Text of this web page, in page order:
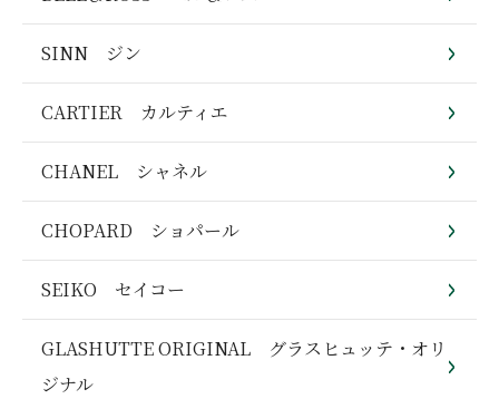
SINN ジン
CARTIER カルティエ
CHANEL シャネル
CHOPARD ショパール
SEIKO セイコー
GLASHUTTE ORIGINAL グラスヒュッテ・オリ
ジナル